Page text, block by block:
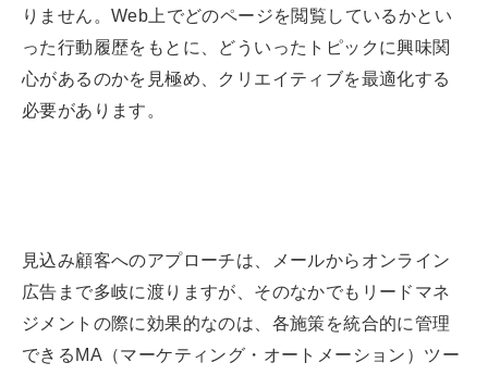
りません。Web上でどのページを閲覧しているかとい
った行動履歴をもとに、どういったトピックに興味関
心があるのかを見極め、クリエイティブを最適化する
必要があります。
見込み顧客へのアプローチは、メールからオンライン
広告まで多岐に渡りますが、そのなかでもリードマネ
ジメントの際に効果的なのは、各施策を統合的に管理
できるMA（マーケティング・オートメーション）ツー